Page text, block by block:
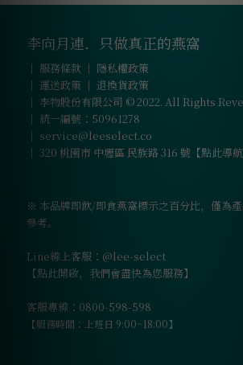
李向月連．只做真正的燕窩
｜ 服務條款 ｜ 隱私權政策
｜ 運送政策 ｜ 退換貨政策
｜ 李物股份有限公司 © 2022. All Rights
｜ 統一編號：50961278
｜ service@leeselect.co
｜ 320 桃園市 中壢區 民族路 316 號【點此導航
※ 本品牌即飲/即食燕窩標示之百分比，僅為
參考。
Line線上客服：@lee-select
【點此開啟，我們會盡快為您服務】
客服專線：0800-598-598
【服務時間：上班日 9:00~18:00】